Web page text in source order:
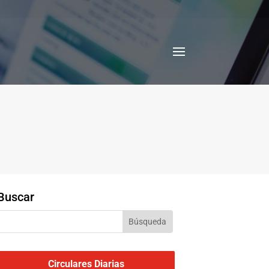
Circulares Diarias